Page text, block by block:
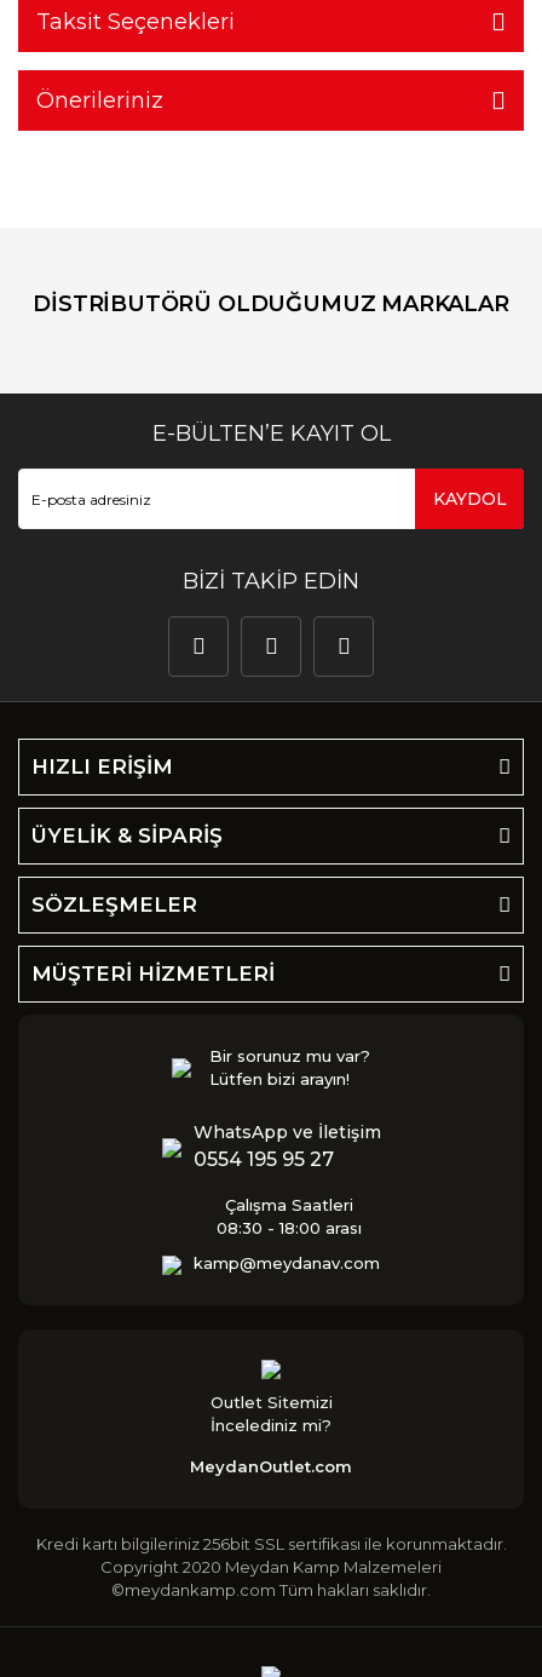
Taksit Seçenekleri
Önerileriniz
DİSTRİBUTÖRÜ OLDUĞUMUZ MARKALAR
E-BÜLTEN’E KAYIT OL
KAYDOL
BİZİ TAKİP EDİN
HIZLI ERİŞİM
ÜYELİK & SİPARİŞ
SÖZLEŞMELER
MÜŞTERİ HİZMETLERİ
Bir sorunuz mu var?
Lütfen bizi arayın!
WhatsApp ve İletişim
0554 195 95 27
Çalışma Saatleri
08:30 - 18:00 arası
kamp@meydanav.com
Outlet Sitemizi
İncelediniz mi?
MeydanOutlet.com
Kredi kartı bilgileriniz 256bit SSL sertifikası ile korunmaktadır.
Copyright 2020 Meydan Kamp Malzemeleri
©meydankamp.com Tüm hakları saklıdır.